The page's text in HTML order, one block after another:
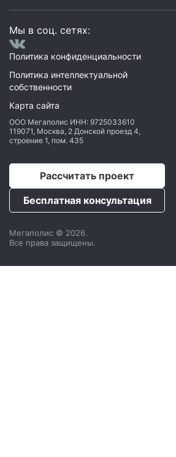
Мы в соц. сетях:
Политика конфиденциальности
Политика интеллектуальной
собственности
Карта сайта
ООО Мегаполис ИНН: 9725033610
119071, Москва, 2 Донской проезд 4,
строение 1, пом. 435
Рассчитать проект
Бесплатная консультация
Мегаполис © 2026.
Все права защищены.